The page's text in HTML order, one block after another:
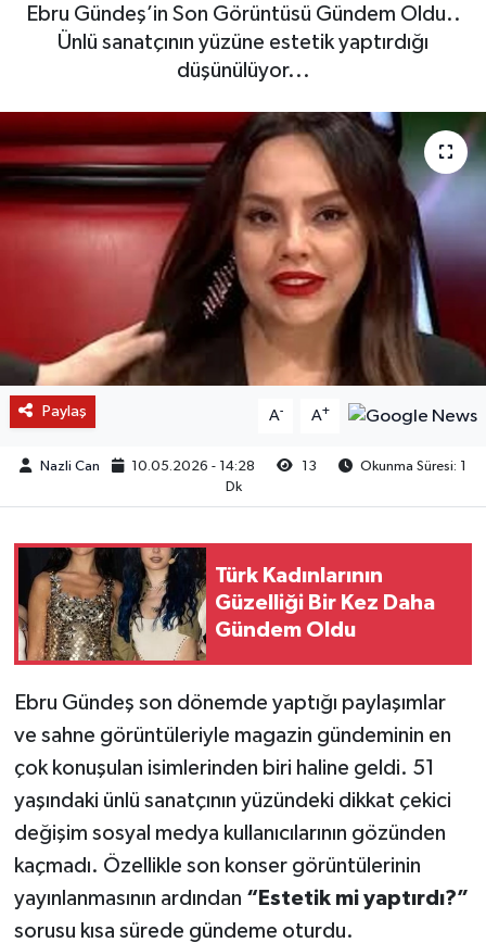
Ebru Gündeş’in Son Görüntüsü Gündem Oldu..
Ünlü sanatçının yüzüne estetik yaptırdığı
düşünülüyor...
Paylaş A- A+
Nazli Can 10.05.2026 - 14:28 13
Okunma Süresi: 1
Dk
Türk Kadınlarının
Güzelliği Bir Kez Daha
Gündem Oldu
Ebru Gündeş son dönemde yaptığı paylaşımlar
ve sahne görüntüleriyle magazin gündeminin en
çok konuşulan isimlerinden biri haline geldi. 51
yaşındaki ünlü sanatçının yüzündeki dikkat çekici
değişim sosyal medya kullanıcılarının gözünden
kaçmadı. Özellikle son konser görüntülerinin
yayınlanmasının ardından “Estetik mi yaptırdı?”
sorusu kısa sürede gündeme oturdu.